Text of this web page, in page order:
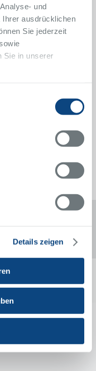
und
ausdrücklichen
Sie jederzeit
Sie in unserer
Details zeigen
„Anfahrt“ werden Sie zu
von Google